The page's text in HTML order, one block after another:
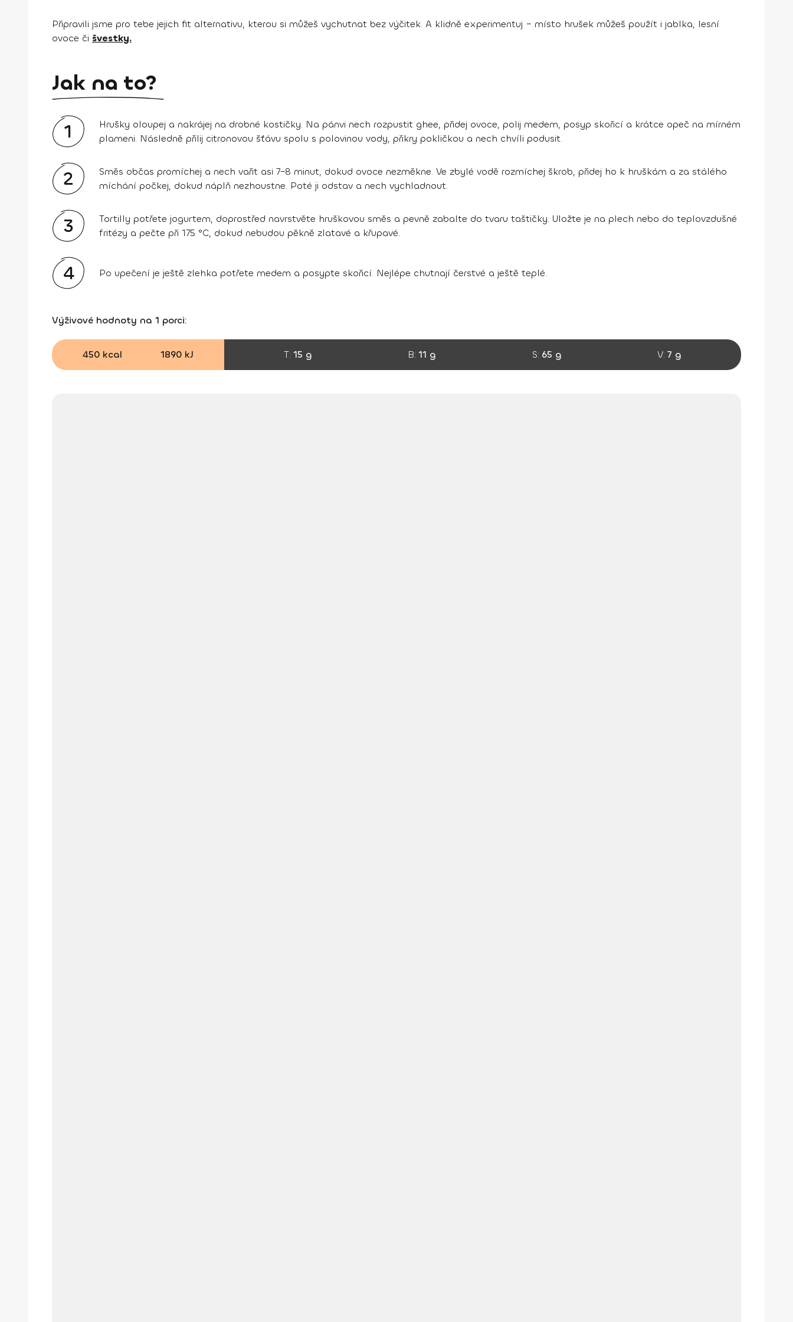
Připravili jsme pro tebe jejich fit alternativu, kterou si můžeš vychutnat bez výčitek. A klidně experimentuj – místo hrušek můžeš použít i jablka, lesní
ovoce či švestky.
Jak na to?
1
Hrušky oloupej a nakrájej na drobné kostičky. Na pánvi nech rozpustit ghee, přidej ovoce, polij medem, posyp skořicí a krátce opeč na mírném
plameni. Následně přilij citronovou šťávu spolu s polovinou vody, přikry pokličkou a nech chvíli podusit.
2
Směs občas promíchej a nech vařit asi 7–8 minut, dokud ovoce nezměkne. Ve zbylé vodě rozmíchej škrob, přidej ho k hruškám a za stálého
míchání počkej, dokud náplň nezhoustne. Poté ji odstav a nech vychladnout.
3
Tortilly potřete jogurtem, doprostřed navrstvěte hruškovou směs a pevně zabalte do tvaru taštičky. Uložte je na plech nebo do teplovzdušné
fritézy a pečte při 175 °C, dokud nebudou pěkně zlatavé a křupavé.
4 Po upečení je ještě zlehka potřete medem a posypte skořicí. Nejlépe chutnají čerstvé a ještě teplé.
Výživové hodnoty na 1 porci:
450 kcal 1890 kJ T: 15 g B: 11 g S: 65 g V: 7 g